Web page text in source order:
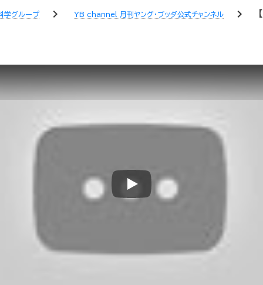
学グループ chevron_right YB channel 月刊ヤング・ブッダ公式チャンネル chevron_right
Play